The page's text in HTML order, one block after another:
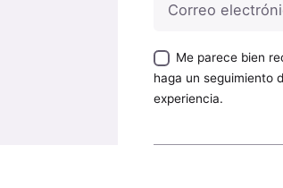
Me parece bien
haga un seguimiento
experiencia.